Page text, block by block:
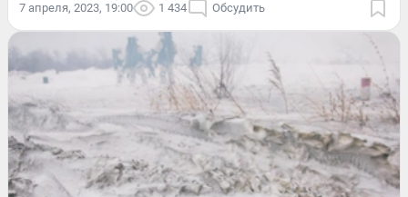
7 апреля, 2023, 19:00 1 434 Обсудить